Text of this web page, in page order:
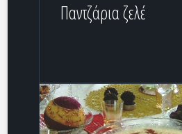
Παντζάρια ζελέ